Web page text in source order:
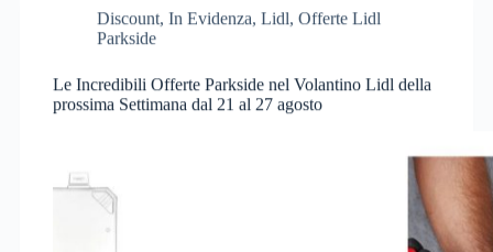
Discount, In Evidenza, Lidl, Offerte Lidl
Parkside
Le Incredibili Offerte Parkside nel Volantino Lidl della
prossima Settimana dal 21 al 27 agosto